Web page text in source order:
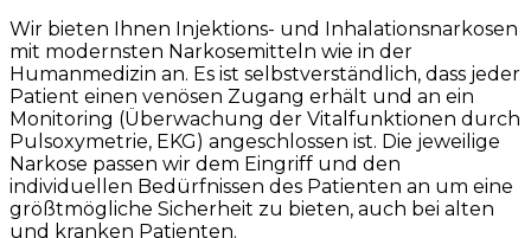
Wir bieten Ihnen Injektions- und Inhalationsnarkosen
mit modernsten Narkosemitteln wie in der
Humanmedizin an. Es ist selbstverständlich, dass jeder
Patient einen venösen Zugang erhält und an ein
Monitoring (Überwachung der Vitalfunktionen durch
Pulsoxymetrie, EKG) angeschlossen ist. Die jeweilige
Narkose passen wir dem Eingriff und den
individuellen Bedürfnissen des Patienten an um eine
größtmögliche Sicherheit zu bieten, auch bei alten
und kranken Patienten.